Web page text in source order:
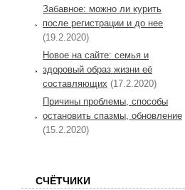
Забавное: можно ли курить
после регистрации и до нее
(19.2.2020)
Новое на сайте: семья и
здоровый образ жизни её
составляющих (17.2.2020)
Причины проблемы, способы
остановить спазмы, обновление
(15.2.2020)
СЧЁТЧИКИ